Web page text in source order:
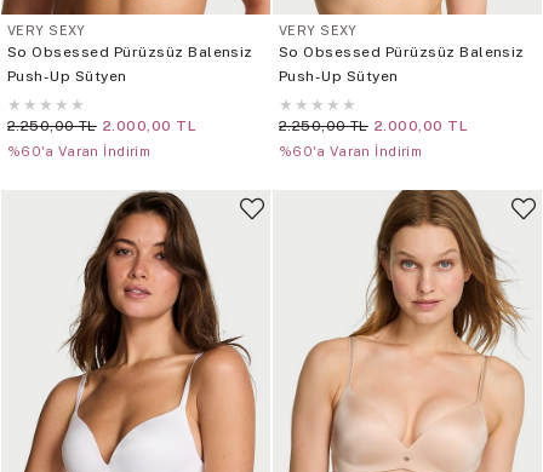
VERY SEXY
So Obsessed Pürüzsüz Balensiz
Push-Up Sütyen
★ ★ ★ ★ ★
2.250,00 TL 2.000,00 TL
%60'a Varan İndirim
VERY SEXY
So Obsessed Pürüzsüz Balensiz
Push-Up Sütyen
★ ★ ★ ★ ★
2.250,00 TL 2.000,00 TL
%60'a Varan İndirim